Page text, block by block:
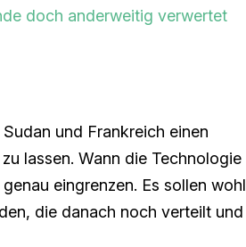
doch anderweitig verwertet
und Frankreich einen
lassen. Wann die Technologie
eingrenzen. Es sollen wohl
die danach noch verteilt und